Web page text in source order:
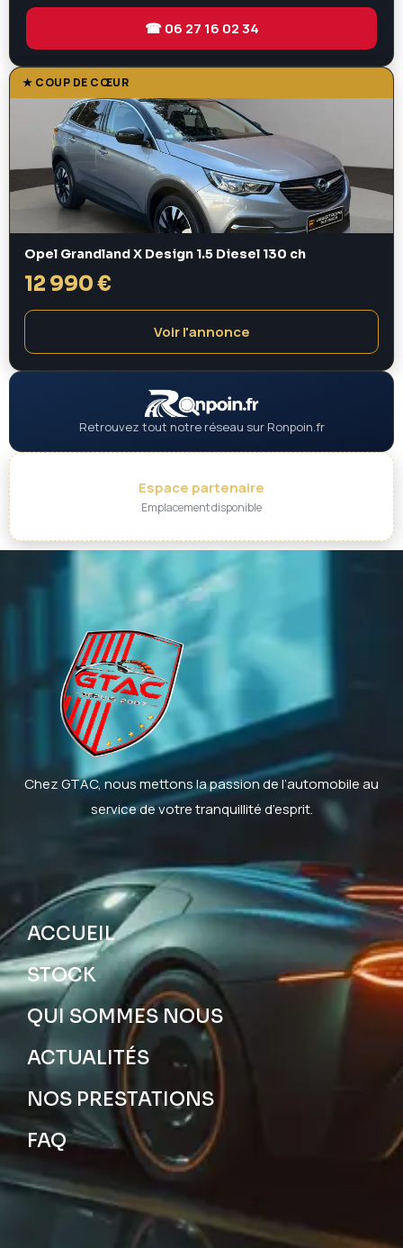
☎ 06 27 16 02 34
★ COUP DE CŒUR
Opel Grandland X Design 1.5 Diesel 130 ch
12 990 €
Voir l'annonce
Retrouvez tout notre réseau sur Ronpoin.fr
Espace partenaire
Emplacement disponible
Chez GTAC, nous mettons la passion de l’automobile au
service de votre tranquillité d’esprit.
ACCUEIL
STOCK
QUI SOMMES NOUS
ACTUALITÉS
NOS PRESTATIONS
FAQ